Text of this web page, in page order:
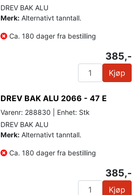
DREV BAK ALU
Merk: Alternativt tanntall.
Ca. 180 dager fra bestilling
385,-
Kjøp
DREV BAK ALU 2066 - 47 E
Varenr: 288830 | Enhet: Stk
DREV BAK ALU
Merk: Alternativt tanntall.
Ca. 180 dager fra bestilling
385,-
Kjøp